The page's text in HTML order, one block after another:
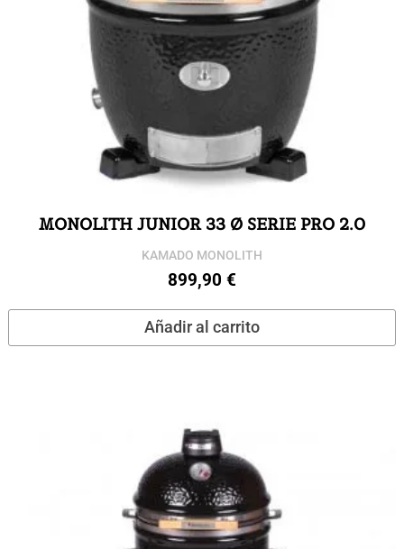
MONOLITH JUNIOR 33 Ø SERIE PRO 2.0
KAMADO MONOLITH
899,90 €
Añadir al carrito